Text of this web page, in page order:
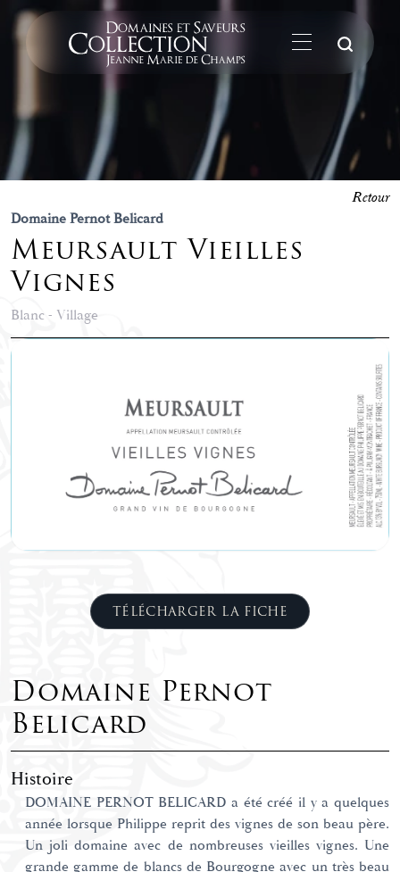
Domaine Pernot Belicard
Meursault Vieilles
Vignes
Blanc - Village
Retour
TÉLÉCHARGER LA FICHE
Domaine Pernot
Belicard
Histoire
DOMAINE PERNOT BELICARD a été créé il y a quelques
année lorsque Philippe reprit des vignes de son beau père.
Un joli domaine avec de nombreuses vieilles vignes. Une
grande gamme de blancs de Bourgogne avec un très beau